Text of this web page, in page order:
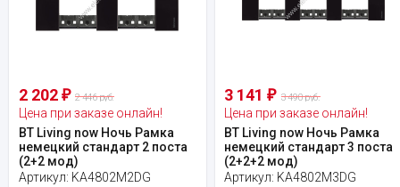
2 202 ₽ 2 446 руб.
Цена при заказе онлайн!
BT Living now Ночь Рамка
немецкий стандарт 2 поста
(2+2 мод)
Артикул: KA4802M2DG
3 141₽ 3 490 руб.
Цена при заказе онлайн!
BT Living now Ночь Рамка
немецкий стандарт 3 поста
(2+2+2 мод)
Артикул: KA4802M3DG